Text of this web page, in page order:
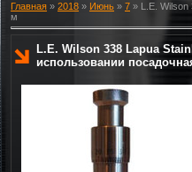
Главная » 2018 » Июнь » 7 » L.E. Wilson
м
L.E. Wilson 338 Lapua
использовании